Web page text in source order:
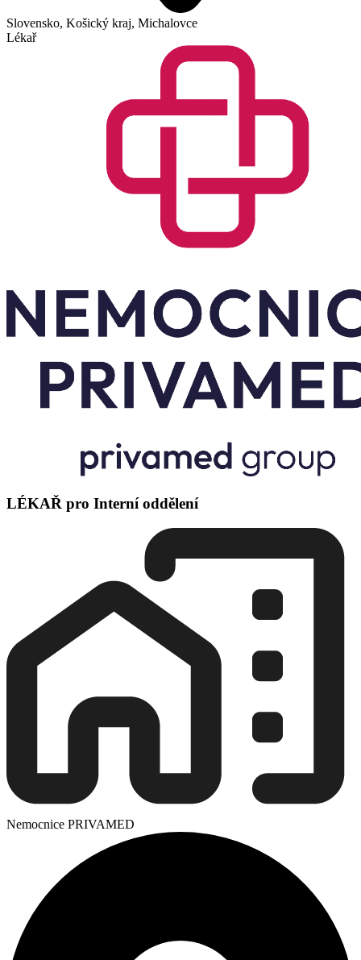
Slovensko, Košický kraj, Michalovce
Lékař
LÉKAŘ pro Interní oddělení
Nemocnice PRIVAMED